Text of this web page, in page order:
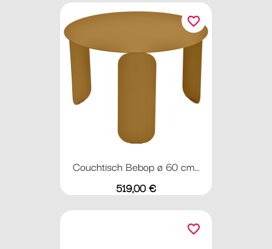
Couchtisch Bebop ø 60 cm...
Preis
519,00 €
favorite_border
favorite_border